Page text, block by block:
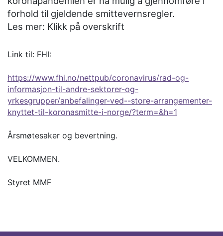
forhold til gjeldende smittevernsregler.
Les mer: Klikk på overskrift
Link til: FHI:
https://www.fhi.no/nettpub/coronavirus/rad-og-
informasjon-til-andre-sektorer-og-
yrkesgrupper/anbefalinger-ved--store-arrangementer-
knyttet-til-koronasmitte-i-norge/?term=&h=1
Årsmøtesaker og bevertning.
VELKOMMEN.
Styret MMF